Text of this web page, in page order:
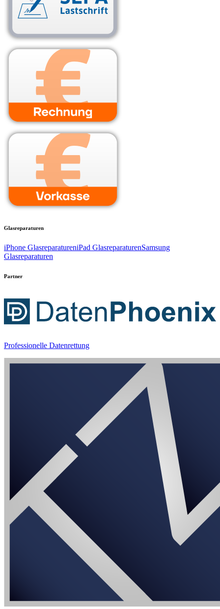
Glasreparaturen
iPhone GlasreparatureniPad GlasreparaturenSamsung
Glasreparaturen
Partner
Professionelle Datenrettung